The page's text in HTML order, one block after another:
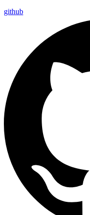
github